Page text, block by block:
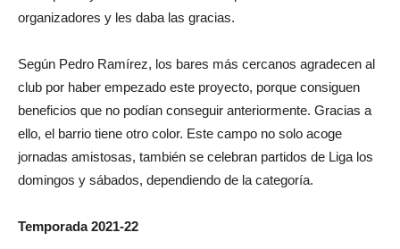
organizadores y les daba las gracias.
Según Pedro Ramírez, los bares más cercanos agradecen al
club por haber empezado este proyecto, porque consiguen
beneficios que no podían conseguir anteriormente. Gracias a
ello, el barrio tiene otro color. Este campo no solo acoge
jornadas amistosas, también se celebran partidos de Liga los
domingos y sábados, dependiendo de la categoría.
Temporada 2021-22